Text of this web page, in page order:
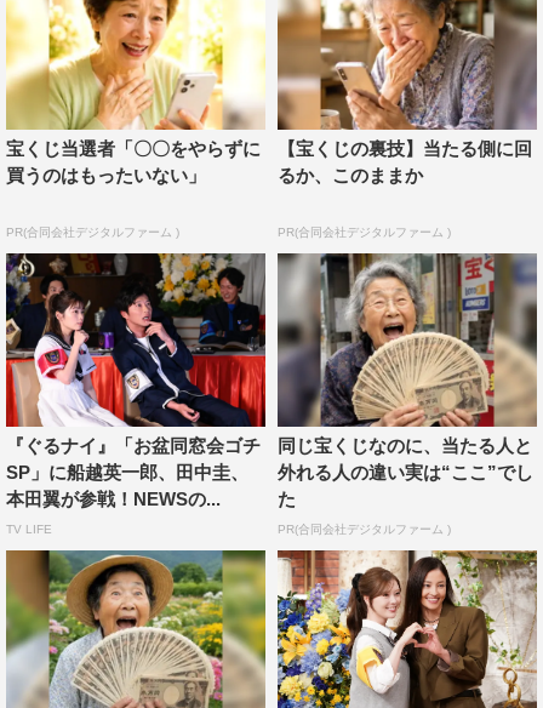
牛「よし田」。扱う牛肉は全てA5ランク。最上級の牛肉
を存分に味わえる鉄板焼きや贅を尽くした創作料理が楽し
める。設定金額は、一人2万3,000円。自腹額は8人で18万
円前後となる。
今回のテーマは「若返ったらうれしいなゴチ」。メンバー
企画や話題のグッズを用意。今年40歳になる増田貴久
（NEWS）は首回りが気になるそうで、ストレッチ器具を
試すが、まさかの衝撃映像となり賀来もびっくり。話題の
ハイテクグッズでは、頭皮全般をケアしたいというせいや
（霜降り明星）が謎のヘルメット、肌のコンディションが
気になる岡村が謎のマスクをそれぞれ装着するが、果たし
て変化はあるのか。
また、全員で脳トレや脳を活性化するゲームに挑戦。子供
とよく脳トレをやっているという賀来は「自信がある」、
最年少の佐野勇斗（M!LK）も「僕は得意です。こういう
の」と語るが本当なのか。一方で最年長の上川は「できる
気がしません」というが「拍動が上がっています」と集中
力を見せる。一方、倉科カナ、増田は意外にも苦戦。セリ
フ覚えに関して聞くと、賀来「前はめちゃめちゃ早かっ
宝くじ当選者「〇〇をやらずに
買うのはもったいない」
PR(合同会社デジタルファーム )
【宝くじの裏技】当たる側に回
るか、このままか
PR(合同会社デジタルファーム )
『ぐるナイ』「お盆同窓会ゴチ
SP」に船越英一郎、田中圭、
本田翼が参戦！NEWSの...
TV LIFE
同じ宝くじなのに、当たる人と
外れる人の違い実は“ここ”でし
た
PR(合同会社デジタルファーム )